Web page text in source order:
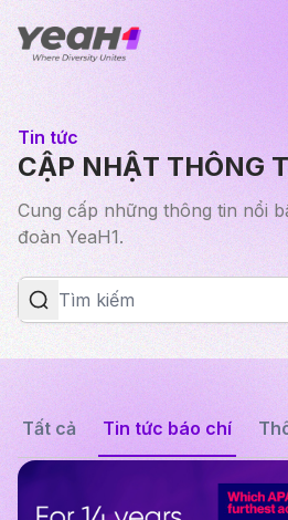
Tin tức
CẬP NHẬT THÔNG
Cung cấp những thông tin nổi
đoàn YeaH1.
Tất cả Tin tức báo chí